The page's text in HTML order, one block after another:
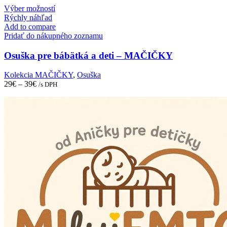
on
the
product
page
Výber možnostíThis
has
multiple
The
options
may
be
on
Rýchly náhľad
Add to compare
Pridať do nákupného zoznamu
Osuška pre bábätká a deti – MAČIČKY
Kolekcia MAČIČKY, Osuška
29€ – 39€ /s DPH